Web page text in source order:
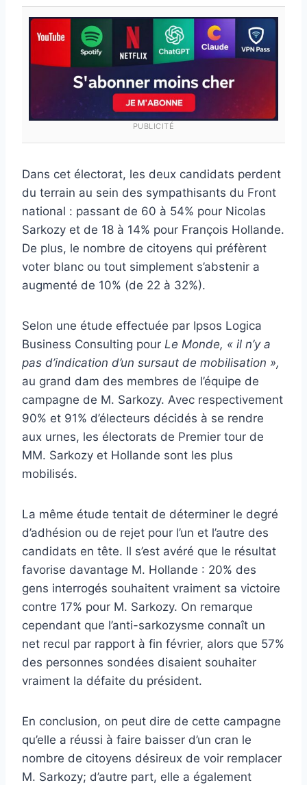
PUBLICITÉ
Dans cet électorat, les deux candidats perdent
du terrain au sein des sympathisants du Front
national : passant de 60 à 54% pour Nicolas
Sarkozy et de 18 à 14% pour François Hollande.
De plus, le nombre de citoyens qui préfèrent
voter blanc ou tout simplement s’abstenir a
augmenté de 10% (de 22 à 32%).
Selon une étude effectuée par Ipsos Logica
Business Consulting pour Le Monde, « il n’y a
pas d’indication d’un sursaut de mobilisation »,
au grand dam des membres de l’équipe de
campagne de M. Sarkozy. Avec respectivement
90% et 91% d’électeurs décidés à se rendre
aux urnes, les électorats de Premier tour de
MM. Sarkozy et Hollande sont les plus
mobilisés.
La même étude tentait de déterminer le degré
d’adhésion ou de rejet pour l’un et l’autre des
candidats en tête. Il s’est avéré que le résultat
favorise davantage M. Hollande : 20% des
gens interrogés souhaitent vraiment sa victoire
contre 17% pour M. Sarkozy. On remarque
cependant que l’anti-sarkozysme connaît un
net recul par rapport à fin février, alors que 57%
des personnes sondées disaient souhaiter
vraiment la défaite du président.
En conclusion, on peut dire de cette campagne
qu’elle a réussi à faire baisser d’un cran le
nombre de citoyens désireux de voir remplacer
M. Sarkozy; d’autre part, elle a également